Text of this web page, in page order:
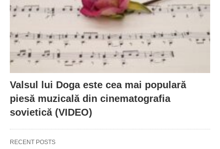
Valsul lui Doga este cea mai populară
piesă muzicală din cinematografia
sovietică (VIDEO)
RECENT POSTS